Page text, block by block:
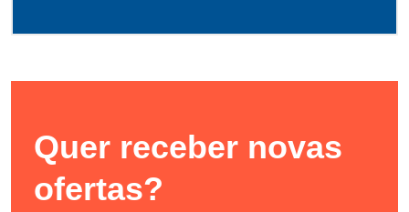
Quer receber novas
ofertas?